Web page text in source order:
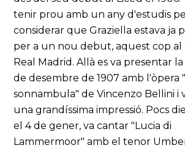
tenir prou amb un any d'estudis
considerar que Graziella estava ja
per a un nou debut, aquest cop al
Real Madrid. Allà es va presentar
de desembre de 1907 amb l'òpera
sonnambula" de Vincenzo Bellini i
una grandíssima impressió. Pocs
el 4 de gener, va cantar "Lucia di
Lammermoor" amb el tenor